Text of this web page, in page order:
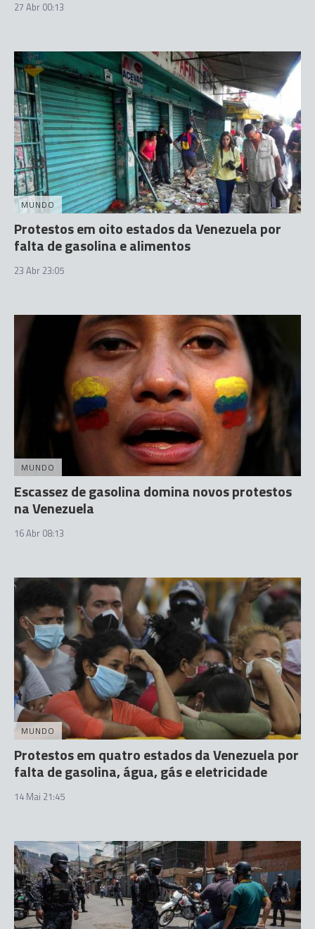
27 Abr 00:13
MUNDO
Protestos em oito estados da Venezuela por
falta de gasolina e alimentos
23 Abr 23:05
MUNDO
Escassez de gasolina domina novos protestos
na Venezuela
16 Abr 08:13
MUNDO
Protestos em quatro estados da Venezuela por
falta de gasolina, água, gás e eletricidade
14 Mai 21:45